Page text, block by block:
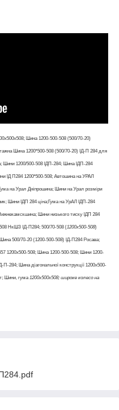
Шина 1200-500-508 (500/70-20)
Шина 1200*500-508 (500/70-20) ІД-П 284 для
Шини 1200/500-508 ІДП-284; Шина ІДП-284
ІД П284 1200*500-508; Автошина на УРАЛ
на Урал Дніпрошина; Шини на Урал розміри
Шини ІДП 284 ціна;Гума на УрАЛ ІДП-284
Шини низького тиску ІДП 284
508 НкШЗ ІД-П284; 500/70-508 (1200х500-508)
500/70-20 (1200-500-508) ІД-П284 Росава;
1200х500-508; Шина 1200-500-508; Шини 1200-
284; Шина діагональної конструкції 1200х500-
Шини, гума 1200х500х508; широке колесо на